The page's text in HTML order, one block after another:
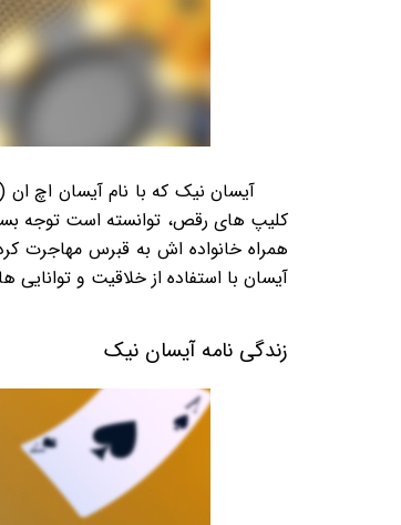
کلیپ های رقص، توانسته است توجه
همراه خانواده اش به قبرس مهاجرت
آیسان با استفاده از خلاقیت و
زندگی نامه آیسان نیک